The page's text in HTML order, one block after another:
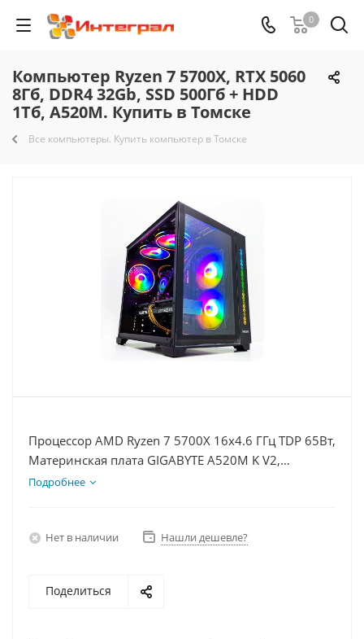
0
Компьютер Ryzen 7 5700X, RTX 5060
8Гб, DDR4 32Gb, SSD 500Гб + HDD
1Тб, A520M. Купить в Томске
Все компьютеры. Купить компьютер в Томске
Процессор AMD Ryzen 7 5700X 16x4.6 ГГц TDP 65Вт,
Материнская плата GIGABYTE A520M K V2,
Видеокарта RTX 5060 8Гб, Память DDR4 32Gb,
Подробнее
Нет в наличии Нашли дешевле?
Поделиться